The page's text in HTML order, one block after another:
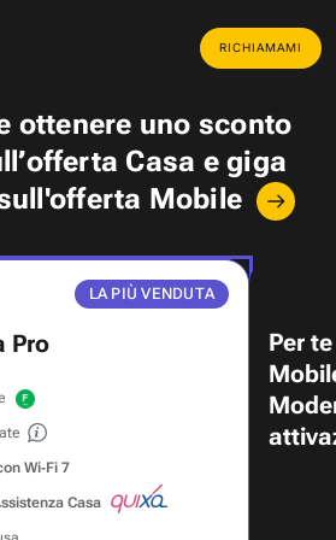
RICHIAMAMI
ottenere uno sconto
Casa egiga
Mobile
LA PIÙ VENDUTA
Pro
Wi‑Fi 7
Casa
Per